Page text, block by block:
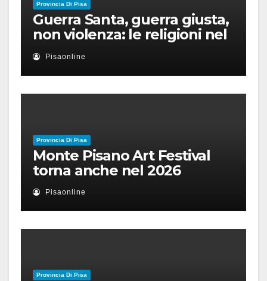
Provincia Di Pisa
Guerra Santa, guerra giusta,
non violenza: le religioni nel
nuovo disordine mondiale
Pisaonline
Provincia Di Pisa
Monte Pisano Art Festival
torna anche nel 2026
Pisaonline
Provincia Di Pisa